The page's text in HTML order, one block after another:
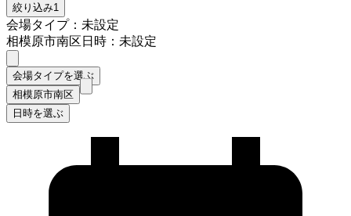
絞り込み1
会場タイプ：未設定
相模原市南区日時：未設定
会場タイプを選ぶ
相模原市南区
日時を選ぶ